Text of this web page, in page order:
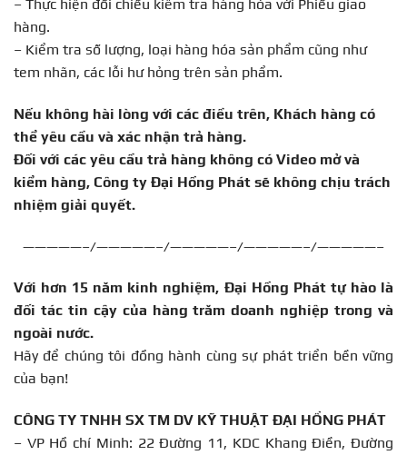
– Thực hiện đối chiếu kiểm tra hàng hóa với Phiếu giao
hàng.
– Kiểm tra số lượng, loại hàng hóa sản phẩm cũng như
tem nhãn, các lỗi hư hỏng trên sản phẩm.
Nếu không hài lòng với các điều trên, Khách hàng có
thể yêu cầu và xác nhận trả hàng.
Đối với các yêu cầu trả hàng không có Video mở và
kiểm hàng, Công ty Đại Hồng Phát sẽ không chịu trách
nhiệm giải quyết.
—————–/—————–/—————–/—————–/—————–
Với hơn 15 năm kinh nghiệm, Đại Hồng Phát tự hào là
đối tác tin cậy của hàng trăm doanh nghiệp trong và
ngoài nước.
Hãy để chúng tôi đồng hành cùng sự phát triển bền vững
của bạn!
CÔNG TY TNHH SX TM DV KỸ THUẬT ĐẠI HỒNG PHÁT
– VP Hồ chí Minh: 22 Đường 11, KDC Khang Điền, Đường